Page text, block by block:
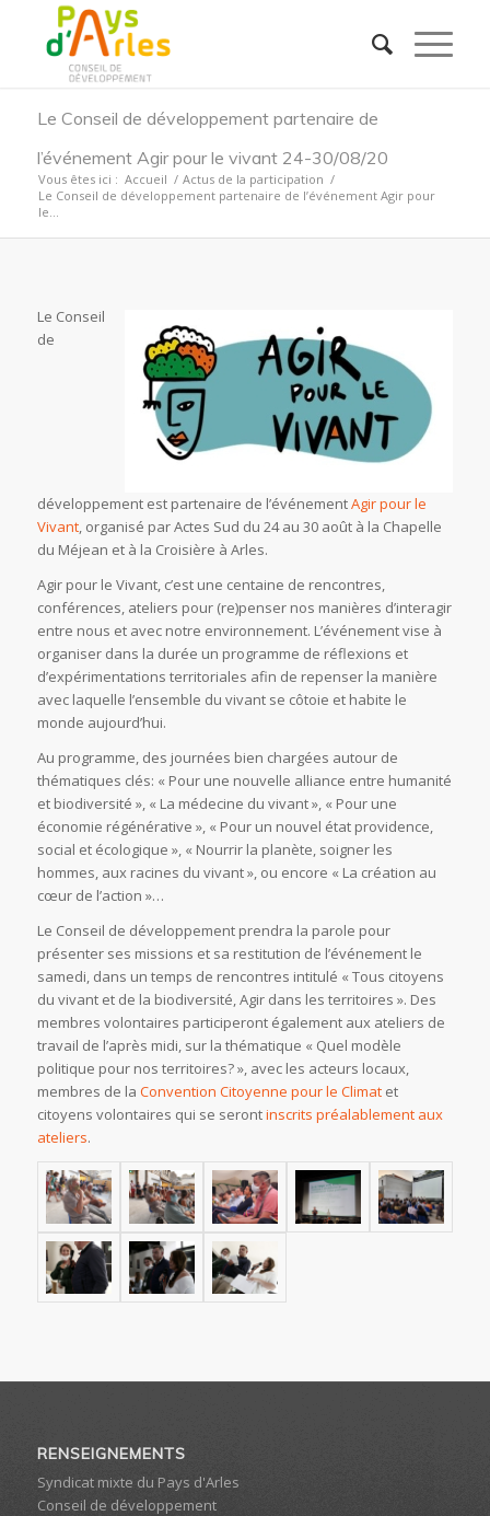
Le Conseil de développement partenaire de
l’événement Agir pour le vivant 24-30/08/20
Vous êtes ici : Accueil / Actus de la participation /
Le Conseil de développement partenaire de l’événement Agir pour
le...
Le Conseil
de
développement est partenaire de l’événementAgir pour le
Vivant, organisé par Actes Sud du 24 au 30 août à la Chapelle
du Méjean et à la Croisière à Arles.
Agir pour le Vivant, c’est une centaine de rencontres,
conférences, ateliers pour (re)penser nos manières d’interagir
entre nous et avec notre environnement. L’événement vise à
organiser dans la durée un programme de réflexions et
d’expérimentations territoriales afin de repenser la manière
avec laquelle l’ensemble du vivant se côtoie et habite le
monde aujourd’hui.
Au programme, des journées bien chargées autour de
thématiques clés: « Pour une nouvelle alliance entre humanité
et biodiversité », « La médecine du vivant », « Pour une
économie régénérative », « Pour un nouvel état providence,
social et écologique », « Nourrir la planète, soigner les
hommes, aux racines du vivant », ou encore « La création au
cœur de l’action »…
Le Conseil de développement prendra la parole pour
présenter ses missions et sa restitution de l’événement le
samedi, dans un temps de rencontres intitulé « Tous citoyens
du vivant et de la biodiversité, Agir dans les territoires ». Des
membres volontaires participeront également aux ateliers de
travail de l’après midi, sur la thématique « Quel modèle
politique pour nos territoires? », avec les acteurs locaux,
membres de la Convention Citoyenne pour le Climatet
citoyens volontaires qui se serontinscrits préalablement aux
ateliers.
RENSEIGNEMENTS
Syndicat mixte du Pays d'Arles
Conseil de développement